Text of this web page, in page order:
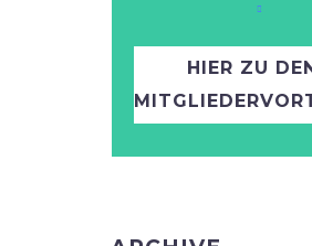
HIER ZU